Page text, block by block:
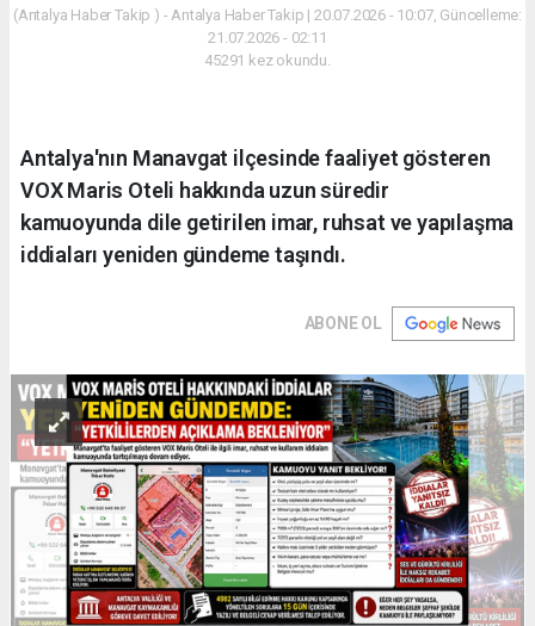
(Antalya Haber Takip ) - Antalya Haber Takip | 20.07.2026 - 10:07, Güncelleme:
21.07.2026 - 02:11
45291 kez okundu.
Antalya'nın Manavgat ilçesinde faaliyet gösteren
VOX Maris Oteli hakkında uzun süredir
kamuoyunda dile getirilen imar, ruhsat ve yapılaşma
iddiaları yeniden gündeme taşındı.
ABONE OL